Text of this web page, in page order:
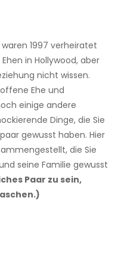
1997 verheiratet
in Hollywood, aber
nicht wissen.
Ehe und
einige andere
Dinge, die Sie
gewusst haben. Hier
die Sie
seine Familie gewusst
Paar zu sein,